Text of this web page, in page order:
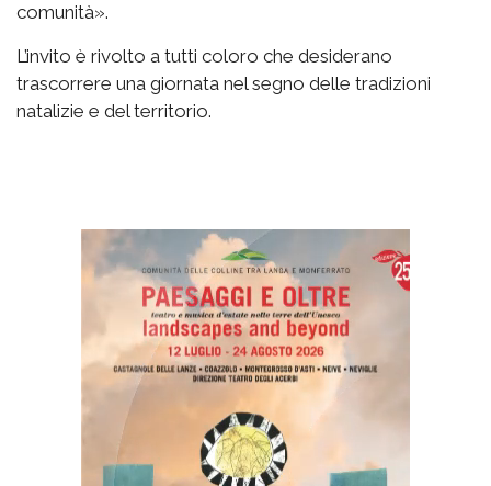
comunità».
L’invito è rivolto a tutti coloro che desiderano
trascorrere una giornata nel segno delle tradizioni
natalizie e del territorio.